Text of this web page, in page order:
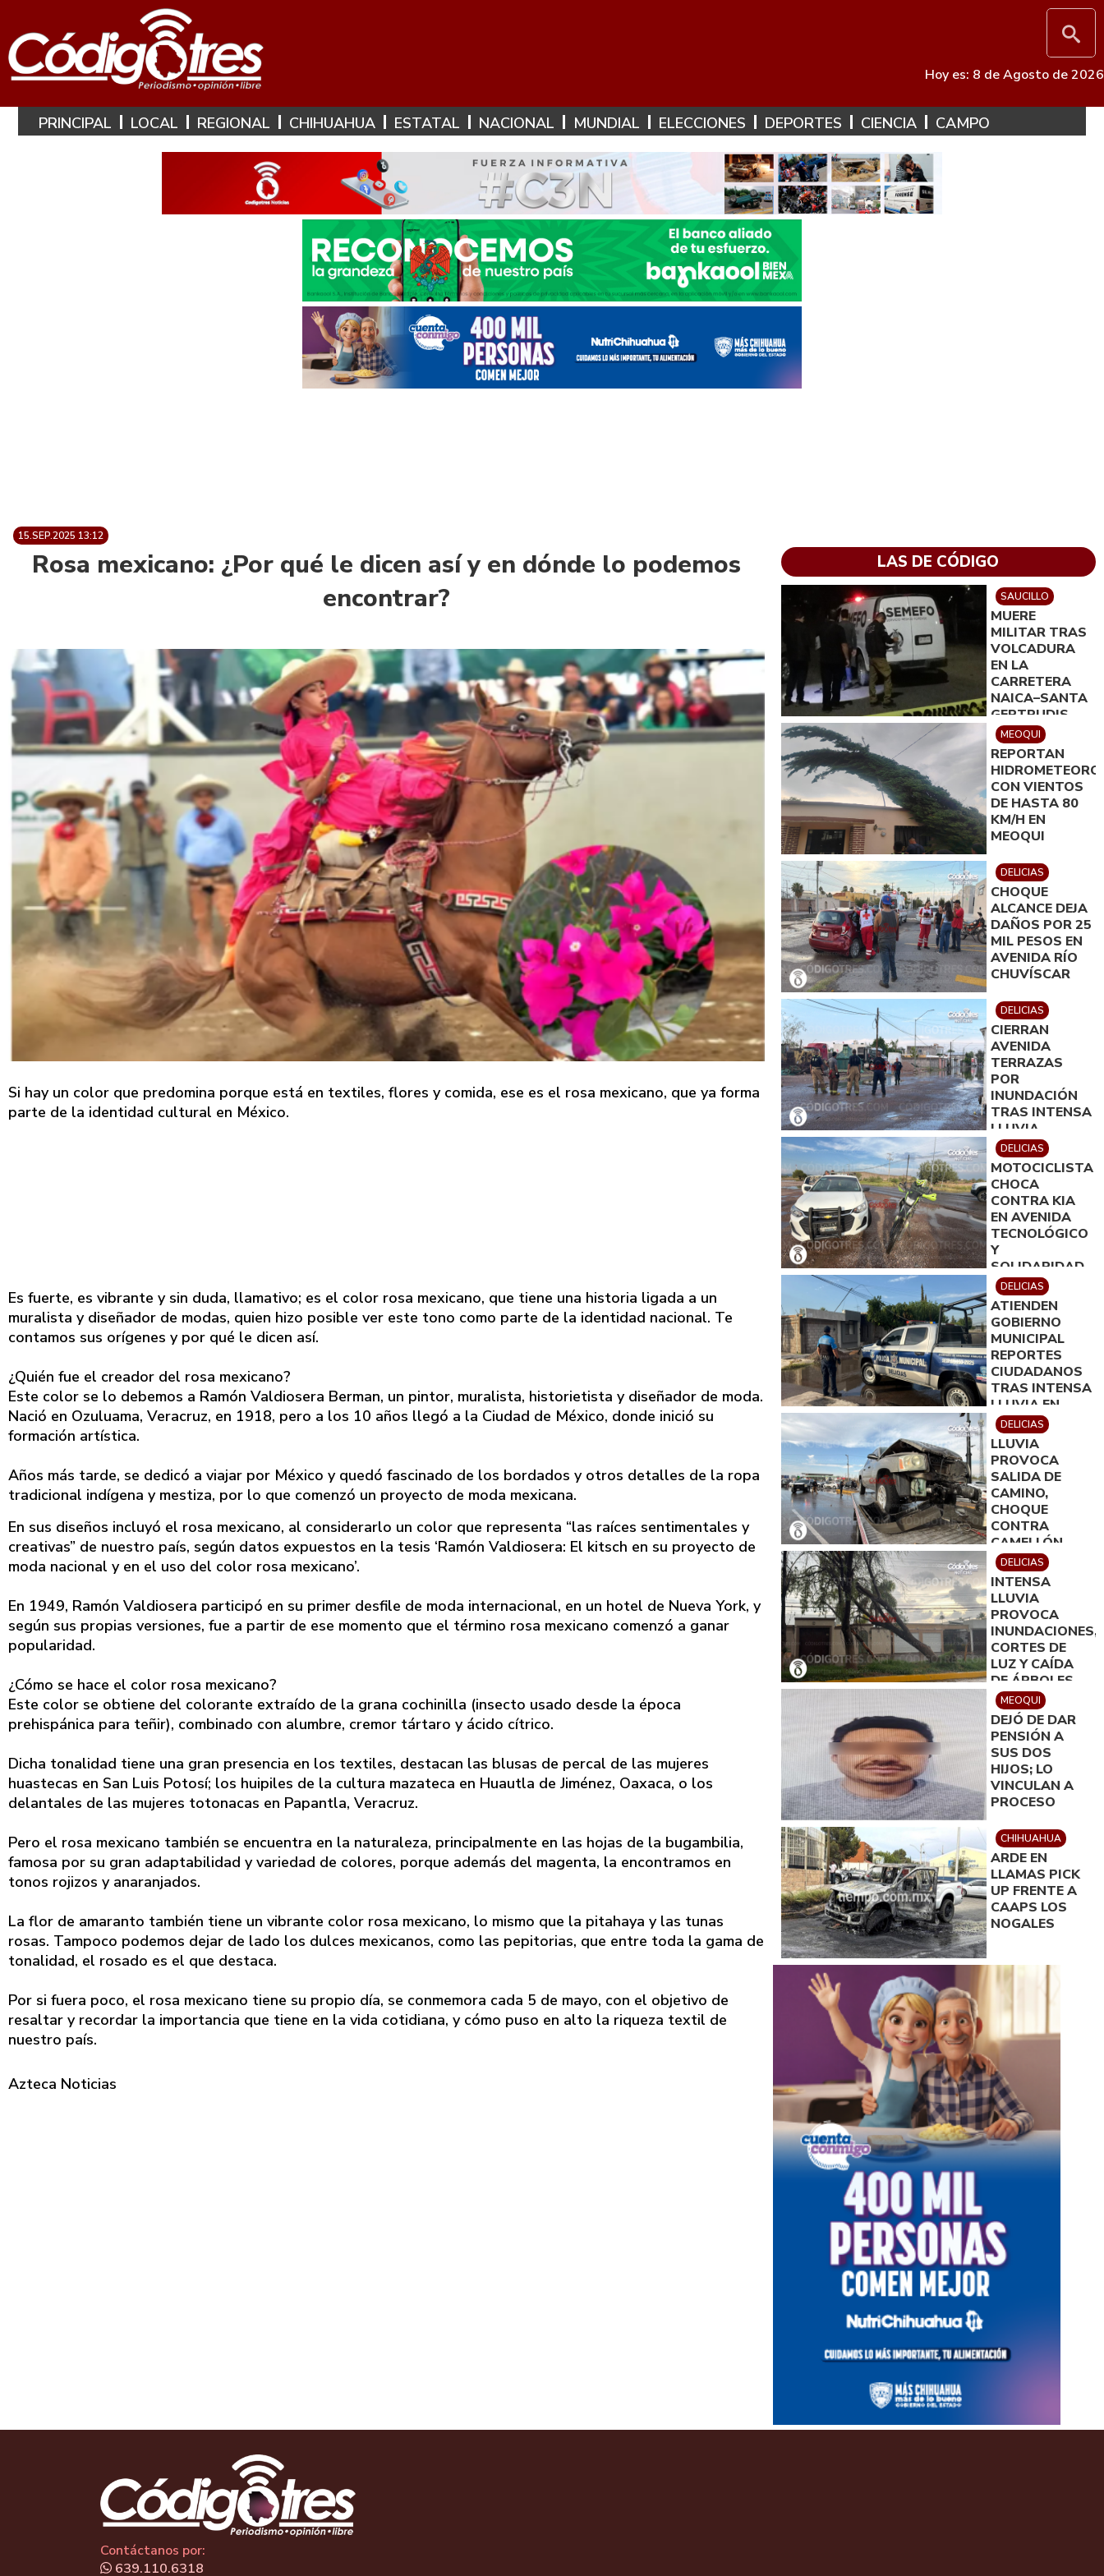
Hoy es: 8 de Agosto de 2026
PRINCIPAL LOCAL REGIONAL CHIHUAHUA ESTATAL NACIONAL MUNDIAL ELECCIONES DEPORTES CIENCIA CAMPO
15.SEP.2025 13:12
Rosa mexicano: ¿Por qué le dicen así y en dónde lo podemos
encontrar?
Si hay un color que predomina porque está en textiles, flores y comida, ese es el rosa mexicano, que ya forma
parte de la identidad cultural en México.
Es fuerte, es vibrante y sin duda, llamativo; es el color rosa mexicano, que tiene una historia ligada a un
muralista y diseñador de modas, quien hizo posible ver este tono como parte de la identidad nacional. Te
contamos sus orígenes y por qué le dicen así.
¿Quién fue el creador del rosa mexicano?
Este color se lo debemos a Ramón Valdiosera Berman, un pintor, muralista, historietista y diseñador de moda.
Nació en Ozuluama, Veracruz, en 1918, pero a los 10 años llegó a la Ciudad de México, donde inició su
formación artística.
Años más tarde, se dedicó a viajar por México y quedó fascinado de los bordados y otros detalles de la ropa
tradicional indígena y mestiza, por lo que comenzó un proyecto de moda mexicana.
En sus diseños incluyó el rosa mexicano, al considerarlo un color que representa “las raíces sentimentales y
creativas” de nuestro país, según datos expuestos en la tesis ‘Ramón Valdiosera: El kitsch en su proyecto de
moda nacional y en el uso del color rosa mexicano’.
En 1949, Ramón Valdiosera participó en su primer desfile de moda internacional, en un hotel de Nueva York, y
según sus propias versiones, fue a partir de ese momento que el término rosa mexicano comenzó a ganar
popularidad.
¿Cómo se hace el color rosa mexicano?
Este color se obtiene del colorante extraído de la grana cochinilla (insecto usado desde la época
prehispánica para teñir), combinado con alumbre, cremor tártaro y ácido cítrico.
Dicha tonalidad tiene una gran presencia en los textiles, destacan las blusas de percal de las mujeres
huastecas en San Luis Potosí; los huipiles de la cultura mazateca en Huautla de Jiménez, Oaxaca, o los
delantales de las mujeres totonacas en Papantla, Veracruz.
Pero el rosa mexicano también se encuentra en la naturaleza, principalmente en las hojas de la bugambilia,
famosa por su gran adaptabilidad y variedad de colores, porque además del magenta, la encontramos en
tonos rojizos y anaranjados.
La flor de amaranto también tiene un vibrante color rosa mexicano, lo mismo que la pitahaya y las tunas
rosas. Tampoco podemos dejar de lado los dulces mexicanos, como las pepitorias, que entre toda la gama de
tonalidad, el rosado es el que destaca.
Por si fuera poco, el rosa mexicano tiene su propio día, se conmemora cada 5 de mayo, con el objetivo de
resaltar y recordar la importancia que tiene en la vida cotidiana, y cómo puso en alto la riqueza textil de
nuestro país.
Azteca Noticias
LAS DE CÓDIGO
SAUCILLO
MUERE
MILITAR TRAS
VOLCADURA
EN LA
CARRETERA
NAICA–SANTA
GERTRUDIS
MEOQUI
REPORTAN
HIDROMETEORO
CON VIENTOS
DE HASTA 80
KM/H EN
MEOQUI
DELICIAS
CHOQUE
ALCANCE DEJA
DAÑOS POR 25
MIL PESOS EN
AVENIDA RÍO
CHUVÍSCAR
DELICIAS
CIERRAN
AVENIDA
TERRAZAS
POR
INUNDACIÓN
TRAS INTENSA
LLUVIA
DELICIAS
MOTOCICLISTA
CHOCA
CONTRA KIA
EN AVENIDA
TECNOLÓGICO
Y
SOLIDARIDAD
DELICIAS
ATIENDEN
GOBIERNO
MUNICIPAL
REPORTES
CIUDADANOS
TRAS INTENSA
LLUVIA EN
DELICIAS
DELICIAS
LLUVIA
PROVOCA
SALIDA DE
CAMINO,
CHOQUE
CONTRA
CAMELLÓN,
DERRIBO DE
DOS
ARBOTANTES
Y DAÑOS DE
100 MIL PESOS
DELICIAS
INTENSA
LLUVIA
PROVOCA
INUNDACIONES,
CORTES DE
LUZ Y CAÍDA
DE ÁRBOLES
EN DELICIAS
MEOQUI
DEJÓ DE DAR
PENSIÓN A
SUS DOS
HIJOS; LO
VINCULAN A
PROCESO
CHIHUAHUA
ARDE EN
LLAMAS PICK
UP FRENTE A
CAAPS LOS
NOGALES
Contáctanos por:
639.110.6318